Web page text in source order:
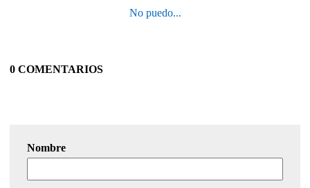
No puedo...
0 COMENTARIOS
Nombre